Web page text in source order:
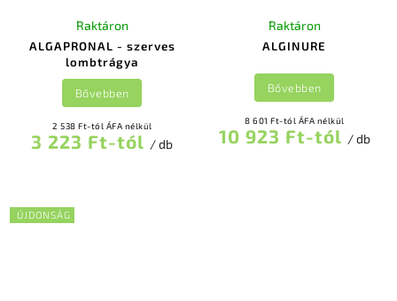
ALGAPRONAL - szerves
lombtrágya
Raktáron
2 538 Ft-tól ÁFA nélkül
3 223 Ft-tól / db
Bővebben
ALGINURE
Raktáron
8 601 Ft-tól ÁFA nélkül
10 923 Ft-tól / db
Bővebben
ÚJDONSÁG